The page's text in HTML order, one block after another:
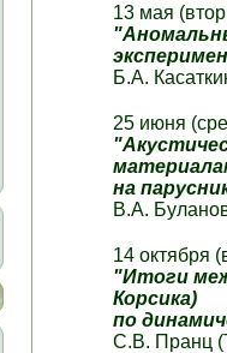
13 мая
Б.А.
25 июня
на
В.А.
14 октября
"Итоги
Корсика)
по
С.В. Пранц